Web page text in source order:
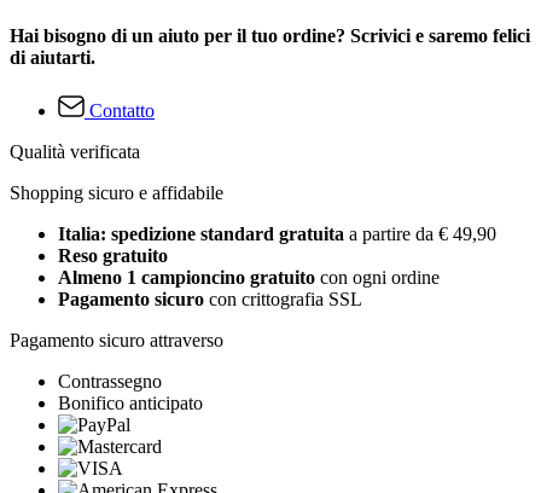
Hai bisogno di un aiuto per il tuo ordine? Scrivici e saremo felici
di aiutarti.
Contatto
Qualità verificata
Shopping sicuro e affidabile
Italia: spedizione standard gratuita a partire da € 49,90
Reso gratuito
Almeno 1 campioncino gratuito con ogni ordine
Pagamento sicuro con crittografia SSL
Pagamento sicuro attraverso
Contrassegno
Bonifico anticipato